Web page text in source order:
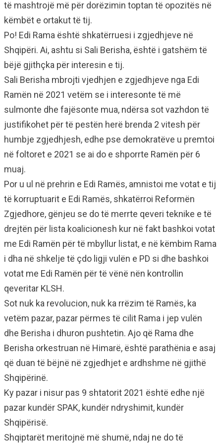
të mashtrojë më për dorëzimin toptan të opozitës në
këmbët e ortakut të tij.
Po! Edi Rama është shkatërruesi i zgjedhjeve në
Shqipëri. Ai, ashtu si Sali Berisha, është i gatshëm të
bëjë gjithçka për interesin e tij.
Sali Berisha mbrojti vjedhjen e zgjedhjeve nga Edi
Ramën në 2021 vetëm se i interesonte të më
sulmonte dhe fajësonte mua, ndërsa sot vazhdon të
justifikohet për të pestën herë brenda 2 vitesh për
humbje zgjedhjesh, edhe pse demokratëve u premtoi
në foltoret e 2021 se ai do e shporrte Ramën për 6
muaj.
Por u ul në prehrin e Edi Ramës, amnistoi me votat e tij
të korruptuarit e Edi Ramës, shkatërroi Reformën
Zgjedhore, gënjeu se do të merrte qeveri teknike e të
drejtën për lista koalicionesh kur në fakt bashkoi votat
me Edi Ramën për të mbyllur listat, e në këmbim Rama
i dha në shkelje të çdo ligji vulën e PD si dhe bashkoi
votat me Edi Ramën për të vënë nën kontrollin
qeveritar KLSH.
Sot nuk ka revolucion, nuk ka rrëzim të Ramës, ka
vetëm pazar, pazar përmes të cilit Rama i jep vulën
dhe Berisha i dhuron pushtetin. Ajo që Rama dhe
Berisha orkestruan në Himarë, është parathënia e asaj
që duan të bëjnë në zgjedhjet e ardhshme në gjithë
Shqipërinë.
Ky pazar i nisur pas 9 shtatorit 2021 është edhe një
pazar kundër SPAK, kundër ndryshimit, kundër
Shqipërisë.
Shqiptarët meritojnë më shumë, ndaj ne do të